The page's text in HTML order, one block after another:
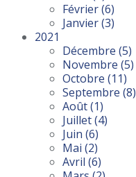
Février(6)
Janvier(3)
2021
Décembre (5)
Novembre (5)
Octobre (11)
Septembre (8)
Août(1)
Juillet(4)
Juin (6)
Mai (2)
Avril (6)